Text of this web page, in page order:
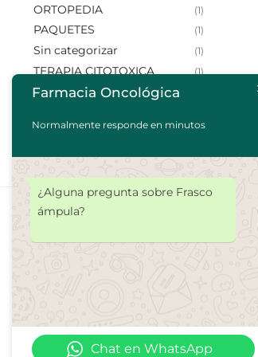
ORTOPEDIA (1)
PAQUETES (1)
Sin categorizar (1)
TERAPIA CITOTOXICA (1)
TERAPIAS DIRIGIDAS
Farmacia Oncologica y de Alta
Farmacia Oncológica
Normalmente responde en minutos
¿Alguna pregunta sobre Frasco
ámpula?
Chat en WhatsApp